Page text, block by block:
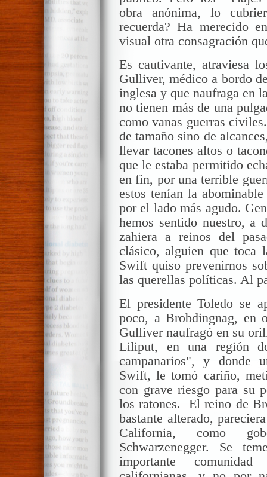
obra anónima, lo
recuerda? Ha merecido
visual otra consagración
Es cautivante, atraviesa
Gulliver, médico a bordo
inglesa y que naufraga en
no tienen más de una
como vanas guerras
de tamaño sino de
llevar tacones altos o
que le estaba permitido
en fin, por una terrible
estos tenían la
por el lado más agudo.
hemos sentido nuestro, a
zahiera a reinos del
clásico, alguien que toca
Swift quiso prevenirnos
las querellas políticas. Al
El presidente Toledo se
poco, aBrobdingnag, en
Gullivernaufragó en su
Liliput, en una región
campanarios", y donde
Swift, le tomó cariño,
con grave riesgo para su
los ratones.
El reino de
bastante alterado,
California, como
Schwarzenegger. Se
importante